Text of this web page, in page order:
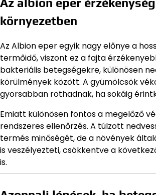
Az albion eper
környezetben
Az Albion eper egyik nagy előnye a
termőidő, viszont ez a fajta
bakteriális betegségekre, különösen
körülmények között. A gyümölcsök
gyorsabban rothadnak, ha sokáig
Emiatt különösen fontos a megelőző
rendszeres ellenőrzés. A túlzott
termés minőségét, de a növények
is veszélyezteti, csökkentve a
is.